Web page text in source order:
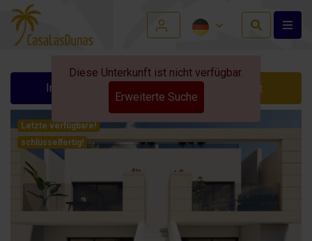
Info anfordern Kontakt
Diese Unterkunft ist nicht verfügbar.
Erweiterte Suche
Letzte verfügbare!
schlüsselfertig!